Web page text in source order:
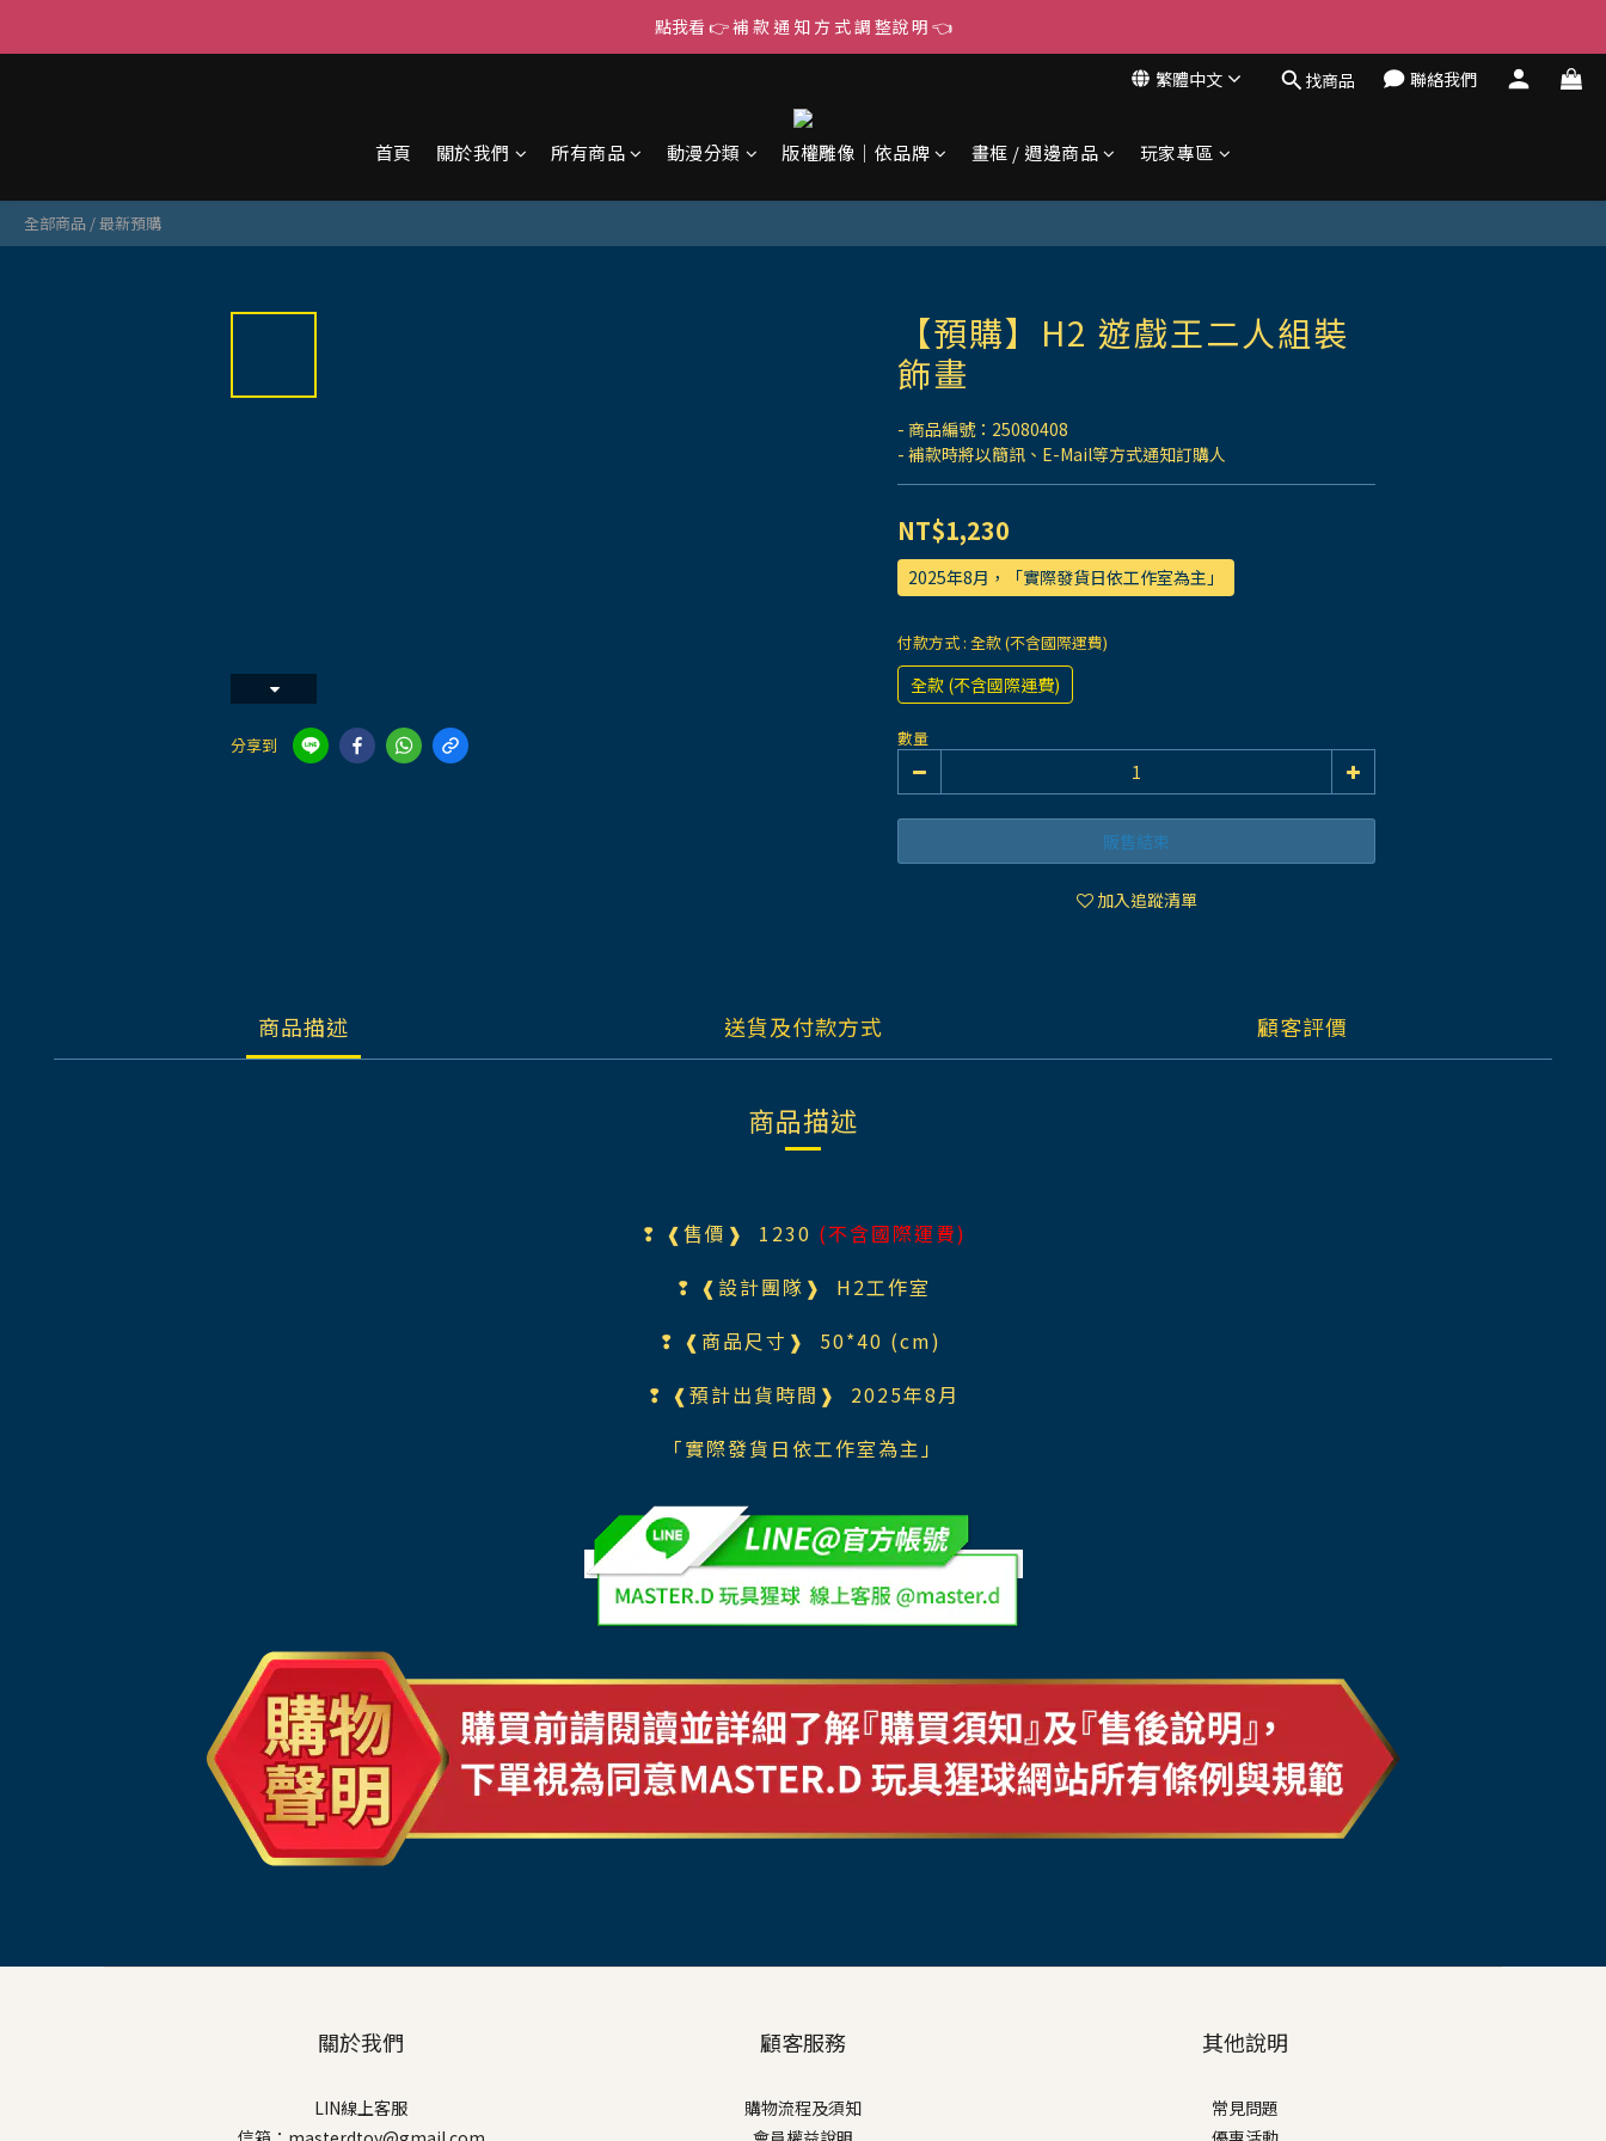
點我看 👉 補 款 通 知 方 式 調 整說 明 👈
繁體中文 找商品 聯絡我們
首頁 關於我們 所有商品 動漫分類 版權雕像｜依品牌 畫框 / 週邊商品 玩家專區
全部商品 /最新預購
分享到
【預購】H2 遊戲王二人組裝
飾畫
- 商品編號：25080408
- 補款時將以簡訊、E-Mail等方式通知訂購人
NT$1,230
2025年8月，「實際發貨日依工作室為主」
付款方式 : 全款 (不含國際運費)
全款 (不含國際運費)
數量
販售結束
加入追蹤清單
商品描述 送貨及付款方式 顧客評價
商品描述
❢ ❰售價❱ 1230 (不含國際運費)
❢ ❰設計團隊❱ H2工作室
❢ ❰商品尺寸❱ 50*40 (cm)
❢ ❰預計出貨時間❱ 2025年8月
「實際發貨日依工作室為主」
關於我們
LIN線上客服
顧客服務
購物流程及須知
其他說明
常見問題